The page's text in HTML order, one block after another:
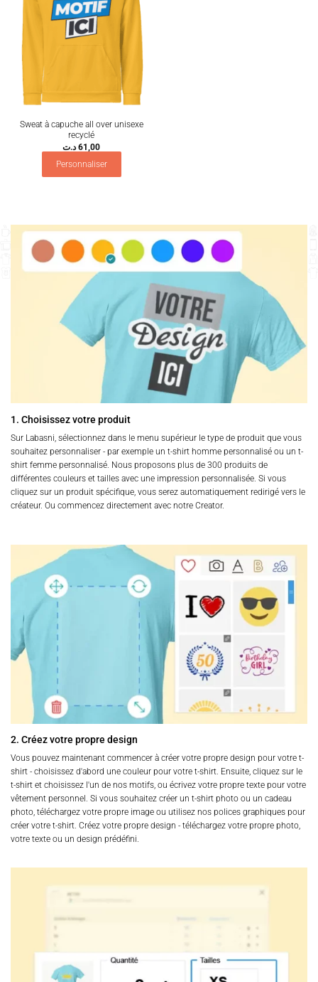
Sweat à capuche all over unisexe
recyclé
61,00 د.ت
Personnaliser
1. Choisissez votre produit
Sur Labasni, sélectionnez dans le menu supérieur le type de produit que vous
souhaitez personnaliser - par exemple un t-shirt homme personnalisé ou un t-
shirt femme personnalisé. Nous proposons plus de 300 produits de
différentes couleurs et tailles avec une impression personnalisée. Si vous
cliquez sur un produit spécifique, vous serez automatiquement redirigé vers le
créateur. Ou commencez directement avec notre Creator.
2. Créez votre propre design
Vous pouvez maintenant commencer à créer votre propre design pour votre t-
shirt - choisissez d'abord une couleur pour votre t-shirt. Ensuite, cliquez sur le
t-shirt et choisissez l'un de nos motifs, ou écrivez votre propre texte pour votre
vêtement personnel. Si vous souhaitez créer un t-shirt photo ou un cadeau
photo, téléchargez votre propre image ou utilisez nos polices graphiques pour
créer votre t-shirt. Créez votre propre design - téléchargez votre propre photo,
votre texte ou un design prédéfini.